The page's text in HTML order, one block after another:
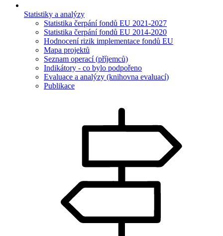
Statistiky a analýzy
Statistika čerpání fondů EU 2021-2027
Statistika čerpání fondů EU 2014-2020
Hodnocení rizik implementace fondů EU
Mapa projektů
Seznam operací (příjemců)
Indikátory - co bylo podpořeno
Evaluace a analýzy (knihovna evaluací)
Publikace